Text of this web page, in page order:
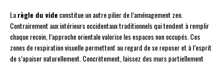
Larègle du videconstitue un autre pilier de l’aménagement zen.
Contrairement aux intérieurs occidentaux traditionnels qui tendent à remplir
chaque recoin, l’approche orientale valorise les espaces non occupés. Ces
zones de respiration visuelle permettent au regard de se reposer et à l’esprit
de s’apaiser naturellement. Concrètement, laissez des murs partiellement